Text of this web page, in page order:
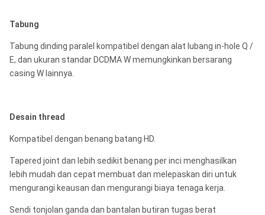
Tabung
Tabung dinding paralel kompatibel dengan alat lubang in-hole Q /
E, dan ukuran standar DCDMA W memungkinkan bersarang
casing W lainnya.
Desain thread
Kompatibel dengan benang batang HD.
Tapered joint dan lebih sedikit benang per inci menghasilkan
lebih mudah dan cepat membuat dan melepaskan diri untuk
mengurangi keausan dan mengurangi biaya tenaga kerja.
Sendi tonjolan ganda dan bantalan butiran tugas berat